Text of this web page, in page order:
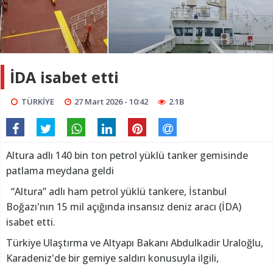
İDA isabet etti
TÜRKİYE 27 Mart 2026 - 10:42 2.1B
Altura adlı 140 bin ton petrol yüklü tanker gemisinde
patlama meydana geldi
“Altura” adlı ham petrol yüklü tankere, İstanbul
Boğazı'nın 15 mil açığında insansız deniz aracı (İDA)
isabet etti.
Türkiye Ulaştırma ve Altyapı Bakanı Abdulkadir Uraloğlu,
Karadeniz'de bir gemiye saldırı konusuyla ilgili,